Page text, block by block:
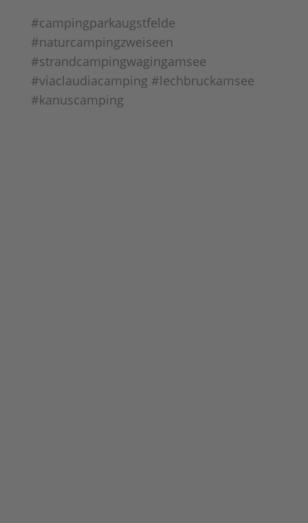
#campingparkaugstfelde
#naturcampingzweiseen
#strandcampingwagingamsee
#viaclaudiacamping #lechbruckamsee
#kanuscamping